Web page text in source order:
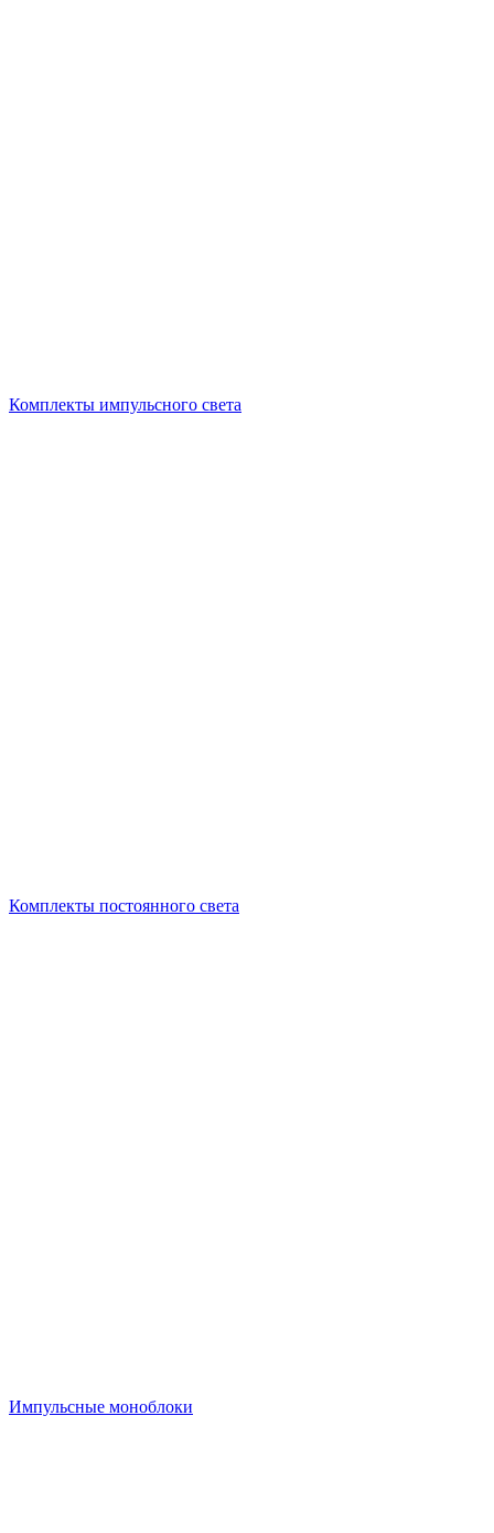
Комплекты импульсного света
Комплекты постоянного света
Импульсные моноблоки